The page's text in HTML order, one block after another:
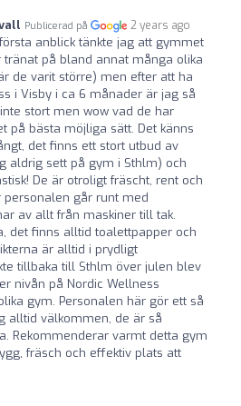
Publicerad på 2 years ago
anblick tänkte jag att gymmet
på bland annat många olika
de varit större) men efter att ha
i Visby i ca 6 månader är jag så
stort men wow vad de har
på bästa möjliga sätt. Det känns
det finns ett stort utbud av
aldrig sett på gym i Sthlm) och
De är otroligt fräscht, rent och
personalen går runt med
av allt från maskiner till tak.
det finns alltid toalettpapper och
är alltid i prydligt
tillbaka till Sthlm över julen blev
nivån på Nordic Wellness
gym. Personalen här gör ett så
alltid välkommen, de är så
Rekommenderar varmt detta gym
fräsch och effektiv plats att